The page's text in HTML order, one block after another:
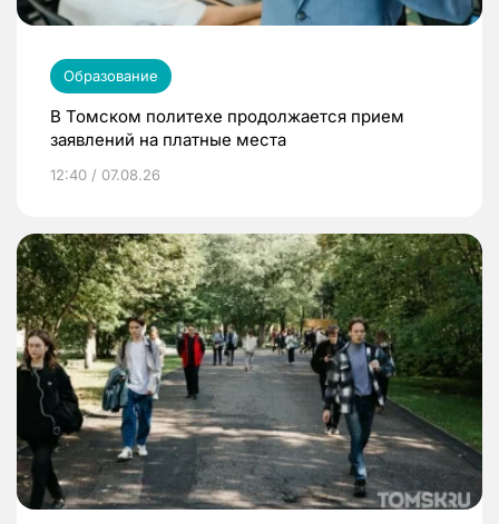
Образование
В Томском политехе продолжается прием
заявлений на платные места
12:40 / 07.08.26